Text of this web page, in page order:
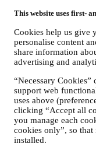
This website uses first-
Cookies help us give
personalise content
share information
advertising and
“Necessary Cookies”
support web
uses above
clicking “Accept all
you manage each
cookies only”, so
installed.
date et l’heure de
commandes.
les données
(p.ex. les
version de votre
durée de votre
lors d’une
collectées
soyez un
journal de
que les “cookies”
données via des